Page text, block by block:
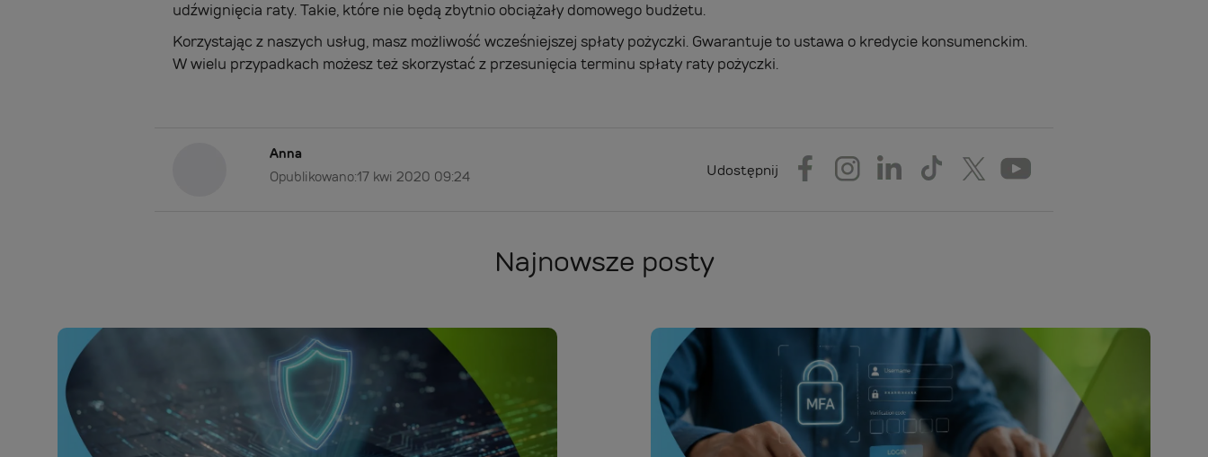
udźwignięcia raty. Takie, które nie będą zbytnio obciążały domowego budżetu.
Korzystając z naszych usług, masz możliwość wcześniejszej spłaty pożyczki. Gwarantuje to ustawa o kredycie konsumenckim.
W wielu przypadkach możesz też skorzystać z przesunięcia terminu spłaty raty pożyczki.
Anna
Opublikowano:17 kwi 2020 09:24 Udostępnij
Najnowsze posty